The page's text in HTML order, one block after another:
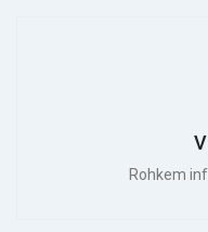
Rohkem